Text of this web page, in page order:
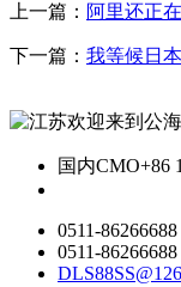
上一篇： 阿里还正
下一篇： 我等候日
国内CMO+86
0511-86266688
0511-86266688